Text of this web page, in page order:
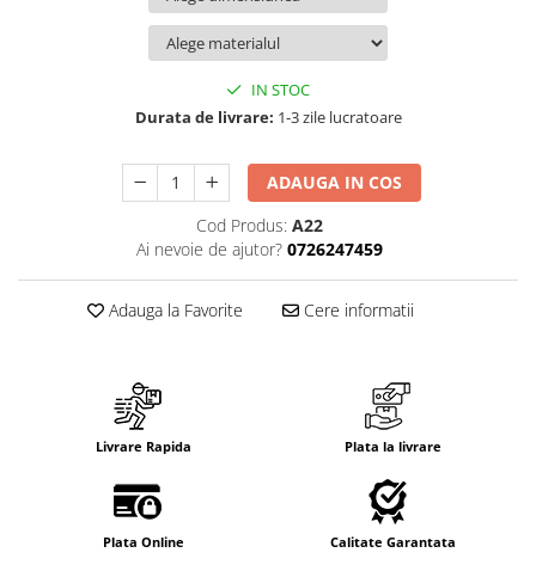
Indicatoare de Interzicere
Indicatoare de Obligativitate
IN STOC
Durata de livrare: 1-3 zile lucratoare
ADAUGA IN COS
Cod Produs: A22
Ai nevoie de ajutor? 0726247459
Adauga la Favorite Cere informatii
Livrare Rapida Plata la livrare
Plata Online Calitate Garantata